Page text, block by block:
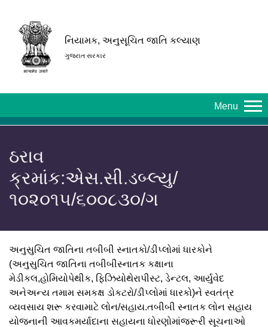
નિયામક, અનુસૂચિત જાતિ કલ્યાણ
ગુજરાત સરકાર
Menu
ઠરાવ
ક્રમાંક:એસ.સી.ડબ્લ્યુ/
૧૦૨૦૧૫/૬૦૦૮૩૦/ગ
અનુસુચિત જાતિના તબીબી સ્નાતકો/ડીપ્લોમાં ધારકોને
(અનુસુચિત જાતિના તબીબીસ્નાતક કક્ષાના
મેડીકલ,હોમિયોપેથીક, ફિઝિયોથેરાપીસ્ટ, ડેન્ટલ, આર્યુવેદ
અનેઅન્ય તમામ સમકક્ષ ડોકટરો/ડીપ્લોમાં ધારકો)ને સ્વતંત્ર
વ્યવસાય શરૂ કરવામાટે લોન/સહાય.તબીબી સ્નાતક લોન સહાય
યોજનાની આવકમર્યાદાના સહાયના ધોરણોમાંજરૂરી સૂચનાઓ